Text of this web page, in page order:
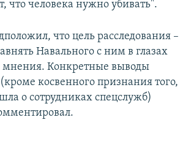
что человека нужно убивать".
что цель расследования –
Навального с ним в глазах
мнения. Конкретные выводы
косвенного признания того,
о сотрудниках спецслужб)